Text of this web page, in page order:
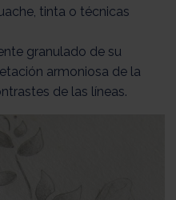
tinta o técnicas
granulado de su
armoniosa de la
de las líneas.